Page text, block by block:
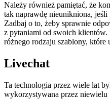
Należy również pamiętać, że
tak naprawdę nieunikniona,
Zadbaj o to, żeby sprawnie
z pytaniami od swoich
różnego rodzaju szablony, które
Livechat
Ta technologia przez wiele lat
wykorzystywana przez niewielu